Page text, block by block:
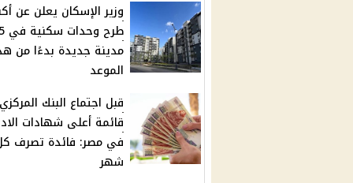
وزير الإسكان يعلن عن
طرح
مدينة جديدة بدءًا من
الموعد
قبل اجتماع البنك
قائمة أعلى شهادات
في مصر: فائدة تصرف
شهر